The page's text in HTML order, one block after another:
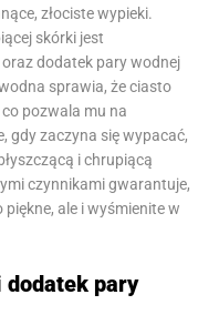
złociste wypieki.
skórki jest
dodatek pary wodnej
sprawia, że ciasto
pozwala mu na
gdy zaczyna się wypacać,
i chrupiącą
czynnikami gwarantuje,
piękne, ale i wyśmienite w
pary